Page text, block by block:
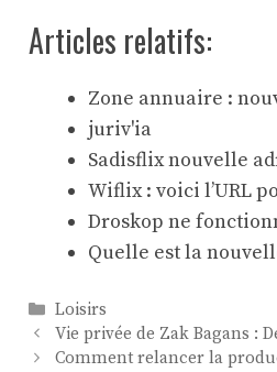
Articles relatifs:
Zone annuaire :
juriv'ia
Sadisflix nouvelle
Wiflix : voici l’URL
Droskop ne
Quelle est la
Catégories
Loisirs
Vie privée de Zak Bagans :
Comment relancer la